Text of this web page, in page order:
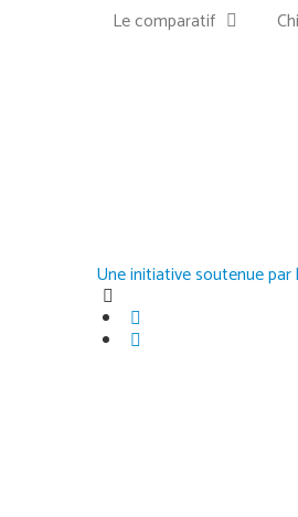
Le comparatif
Une initiative soutenue par